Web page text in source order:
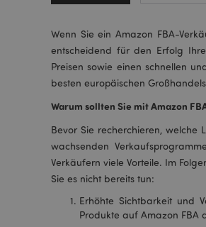
Wenn Sie ein Amazon FBA-
entscheidend für den Erfolg
Preisen sowie einen schnellen
besten europäischen
Warum sollten Sie mit Amazon
Bevor Sie recherchieren, welche
wachsenden
Verkäufern viele Vorteile. Im
Sie es nicht bereits tun:
Erhöhte Sichtbarkeit und
Produkte auf Amazon FBA